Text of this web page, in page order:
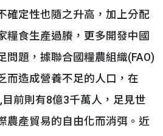
確定性也隨之升高，加上分配
糧食生產過賸，更多開發中國
問題，據聯合國糧農組織(FAO)
而造成營養不足的人口，在
前則有8億3千萬人，足見世
農產貿易的自由化而消弭。近